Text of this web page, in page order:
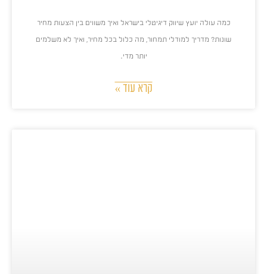
כמה עולה יועץ שיווק דיגיטלי בישראל ואיך משווים בין הצעות מחיר
שונות? מדריך למודלי תמחור, מה כלול בכל מחיר, ואיך לא משלמים
יותר מדי.
קרא עוד »